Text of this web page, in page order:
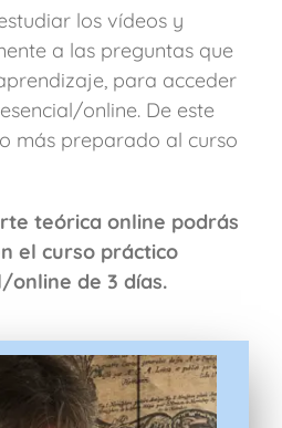
los vídeos y
a las preguntas que
para acceder
online. De este
más preparado al curso
teórica online podrás
el curso práctico
online de 3 días.